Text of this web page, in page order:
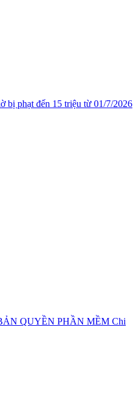
bị phạt đến 15 triệu từ 01/7/2026
QUYỀN PHẦN MỀM Chi